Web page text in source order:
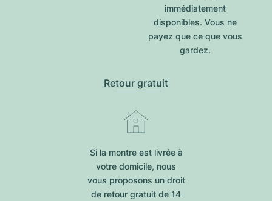
immédiatement
disponibles. Vous ne
payez que ce que vous
gardez.
Retour gratuit
Si la montre est livrée à
votre domicile, nous
vous proposons un droit
de retour gratuit de 14